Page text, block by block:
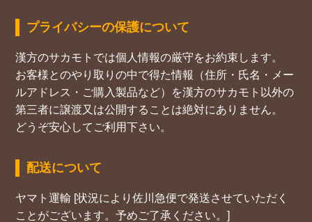
プライバシーの保護について
漢方のサカモトでは個人情報の厳守をお約束します。
お客様とのやり取りの中で得た情報（住所・氏名・メー
ルアドレス・ご購入製品など）を漢方のサカモト以外の
第三者に譲渡又は公開することは絶対にありません。
どうぞ安心してご利用下さい。
配送について
ヤマト運輸 [状況により佐川急便で発送させていただく
ことがございます。予めご了承ください。]